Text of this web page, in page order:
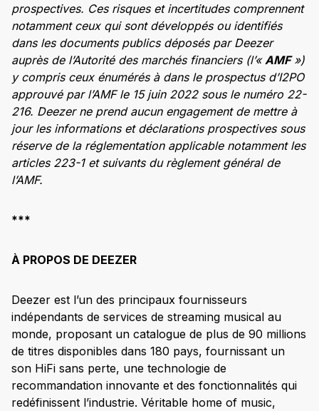
prospectives. Ces risques et incertitudes comprennent
notamment ceux qui sont développés ou identifiés
dans les documents publics déposés par Deezer
auprès de l’Autorité des marchés financiers (l’«AMF»)
y compris ceux énumérés à dans le prospectus d’I2PO
approuvé par l’AMF le 15 juin 2022 sous le numéro 22-
216. Deezer ne prend aucun engagement de mettre à
jour les informations et déclarations prospectives sous
réserve de la réglementation applicable notamment les
articles 223-1 et suivants du règlement général de
l’AMF.
***
À PROPOS DE DEEZER
Deezer est l’un des principaux fournisseurs
indépendants de services de streaming musical au
monde, proposant un catalogue de plus de 90 millions
de titres disponibles dans 180 pays, fournissant un
son HiFi sans perte, une technologie de
recommandation innovante et des fonctionnalités qui
redéfinissent l’industrie. Véritable home of music,